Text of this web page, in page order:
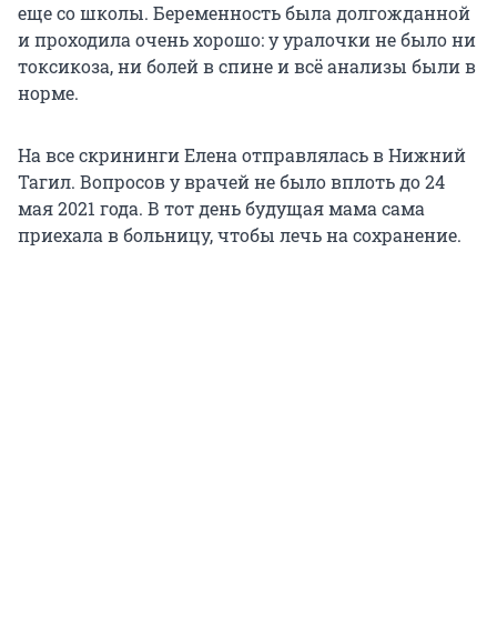
еще со школы. Беременность была долгожданной
и проходила очень хорошо: у уралочки не было ни
токсикоза, ни болей в спине и всё анализы были в
норме.
На все скрининги Елена отправлялась в Нижний
Тагил. Вопросов у врачей не было вплоть до 24
мая 2021 года. В тот день будущая мама сама
приехала в больницу, чтобы лечь на сохранение.